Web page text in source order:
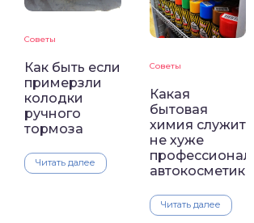
Советы
Как быть если
примерзли
колодки
ручного
тормоза
Читать далее
Советы
Какая
бытовая
химия служит
не хуже
автокосметики
Читать далее